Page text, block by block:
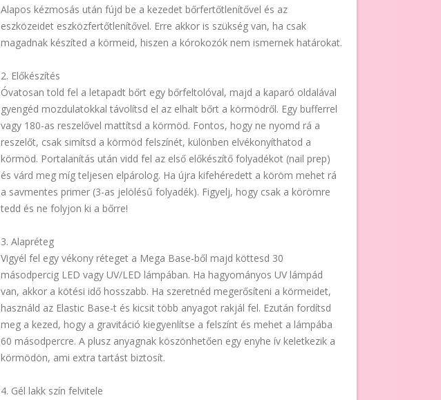
Alapos kézmosás után fújd be a kezedet bőrfertőtlenítővel és az
eszközeidet eszközfertőtlenítővel. Erre akkor is szükség van, ha csak
magadnak készíted a körmeid, hiszen a kórokozók nem ismernek határokat.
2. Előkészítés
Óvatosan told fel a letapadt bőrt egy bőrfeltolóval, majd a kaparó oldalával
gyengéd mozdulatokkal távolítsd el az elhalt bőrt a körmödről. Egy bufferrel
vagy 180-as reszelővel mattítsd a körmöd. Fontos, hogy ne nyomd rá a
reszelőt, csak simítsd a körmöd felszínét, különben elvékonyíthatod a
körmöd. Portalanítás után vidd fel az első előkészítő folyadékot (nail prep)
és várd meg míg teljesen elpárolog. Ha újra kifehéredett a köröm mehet rá
a savmentes primer (3-as jelölésű folyadék). Figyelj, hogy csak a körömre
tedd és ne folyjon ki a bőrre!
3. Alapréteg
Vigyél fel egy vékony réteget a Mega Base-ből majd köttesd 30
másodpercig LED vagy UV/LED lámpában. Ha hagyományos UV lámpád
van, akkor a kötési idő hosszabb. Ha szeretnéd megerősíteni a körmeidet,
használd az Elastic Base-t és kicsit több anyagot rakjál fel. Ezután fordítsd
meg a kezed, hogy a gravitáció kiegyenlítse a felszínt és mehet a lámpába
60 másodpercre. A plusz anyagnak köszönhetően egy enyhe ív keletkezik a
körmödön, ami extra tartást biztosít.
4. Gél lakk szín felvitele